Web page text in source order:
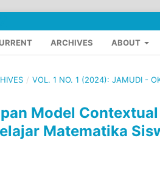
ARCHIVES ABOUT
/ VOL. 1 NO. 1 (2024): JAMUDI -
Model
Matematika